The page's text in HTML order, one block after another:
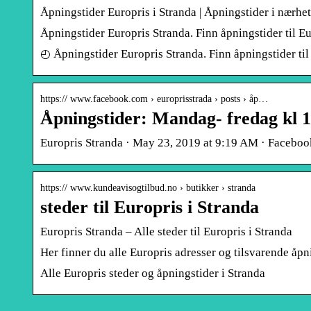
Åpningstider Europris i Stranda | Åpningstider i
Åpningstider Europris Stranda. Finn åpningstider til
◴ Åpningstider Europris Stranda. Finn åpningstider
https:// www.facebook.com › europrisstrada › posts › åp…
Åpningstider: Mandag- fredag kl
Europris Stranda · May 23, 2019 at 9:19 AM ·
https:// www.kundeavisogtilbud.no › butikker › stranda
steder til Europris i Stranda
Europris Stranda – Alle steder til Europris i Stranda
Her finner du alle Europris adresser og tilsvarende
Alle Europris steder og åpningstider i Stranda